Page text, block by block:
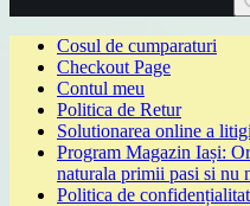
rezultatCosul de cumparaturi
Checkout Page
Contul meu
Politica de Retur
Solutionarea online a
Program Magazin Iași:
naturala primii pasi si nu
Politica de